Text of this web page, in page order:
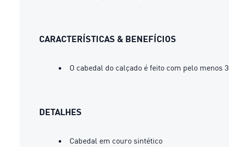
CARACTERÍSTICAS & BENEFÍCIOS
O cabedal do calçado é feito com pelo menos
DETALHES
Cabedal em couro sintético